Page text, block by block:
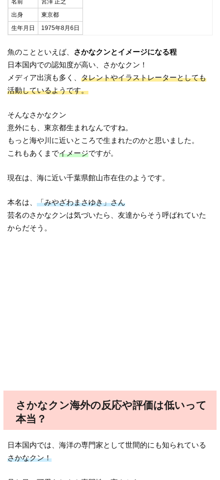
名前
宮澤 正之
出身
東京都
生年月日
1975年8月6日
魚のことといえば、
さかなクンとイメージになる程
日本国内での認知度が高い、さかなクン！
メディア出演も多く、タレントやイラストレーターとしても
活動しているようです。
そんなさかなクン
意外にも、東京都生まれなんですね。
もっと海や川に近いところで生まれたのかと思いました。
これもあくまでイメージですが。
現在は、海に近い千葉県館山市在住のようです。
本名は、「みやざわまさゆき」さん
芸名のさかなクンは気づいたら、友達からそう呼ばれていた
からだそう。
さかなクン海外の反応や評価は低いって
本当？
日本国内では、海洋の専門家として世間的にも知られている
さかなクン！